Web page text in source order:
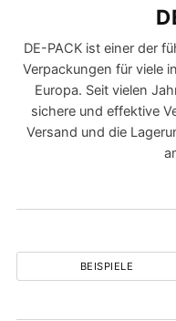
DE-PACK ist einer der
Verpackungen für viele
Europa. Seit vielen
sichere und effektive
Versand und die
BEISPIELE